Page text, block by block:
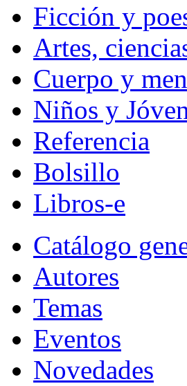
Ficción y
Artes,
Cuerpo y
Niños y
Referencia
Bolsillo
Libros-e
Catálogo
Autores
Temas
Eventos
Novedades